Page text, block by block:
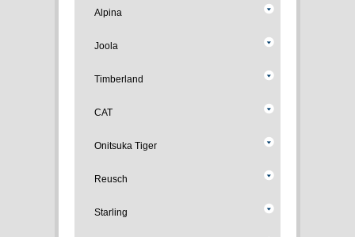
Alpina
Joola
Timberland
CAT
Onitsuka Tiger
Reusch
Starling